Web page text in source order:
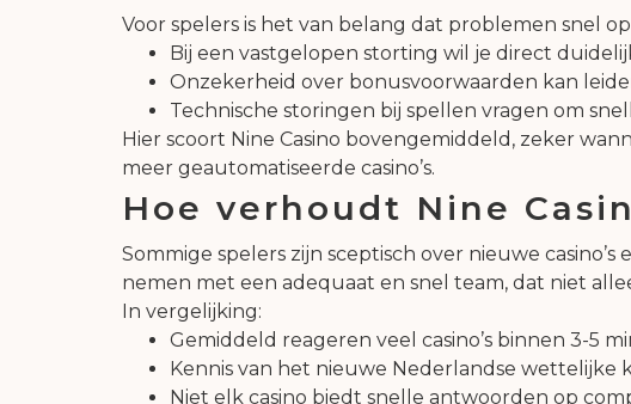
Voor spelers is het van belang dat problemen snel
Bij een vastgelopen storting wil je direct
Onzekerheid over bonusvoorwaarden kan
Technische storingen bij spellen vragen om
Hier scoort Nine Casino bovengemiddeld, zeker
meer geautomatiseerde casino’s.
Hoe verhoudt Nine
Sommige spelers zijn sceptisch over nieuwe
nemen met een adequaat en snel team, dat niet
In vergelijking:
Gemiddeld reageren veel casino’s binnen 3-5
Kennis van het nieuwe Nederlandse wettelijke
Niet elk casino biedt snelle antwoorden op